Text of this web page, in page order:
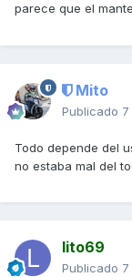
parece que el
Mito
Publicado 7
Todo depende del
no estaba mal del
lito69
Publicado 7